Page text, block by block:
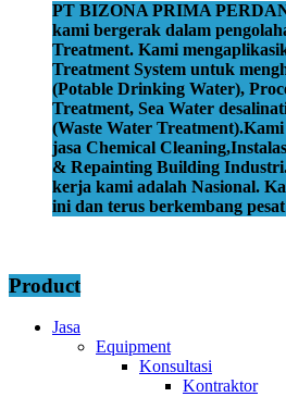
PT BIZONA PRIMA
kami bergerak dalam
Treatment. Kami
Treatment System untuk
(Potable Drinking Water),
Treatment, Sea Water
(Waste Water
jasa Chemical
& Repainting Building
kerja kami adalah Nasional.
ini dan terus berkembang
Product
Jasa
Equipment
Konsultasi
Kontraktor